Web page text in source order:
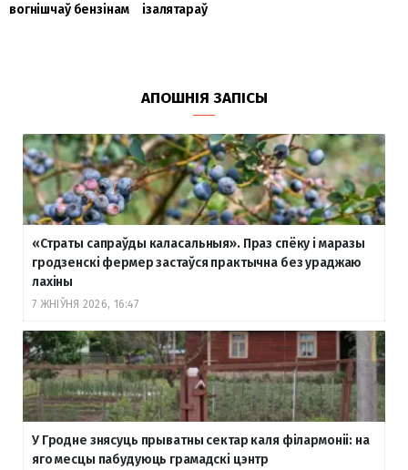
вогнішчаў бензінам
ізалятараў
АПОШНІЯ ЗАПІСЫ
«Страты сапраўды каласальныя». Праз спёку і маразы
гродзенскі фермер застаўся практычна без ураджаю
лахіны
7 ЖНІЎНЯ 2026, 16:47
У Гродне знясуць прыватны сектар каля філармоніі: на
яго месцы пабудуюць грамадскі цэнтр